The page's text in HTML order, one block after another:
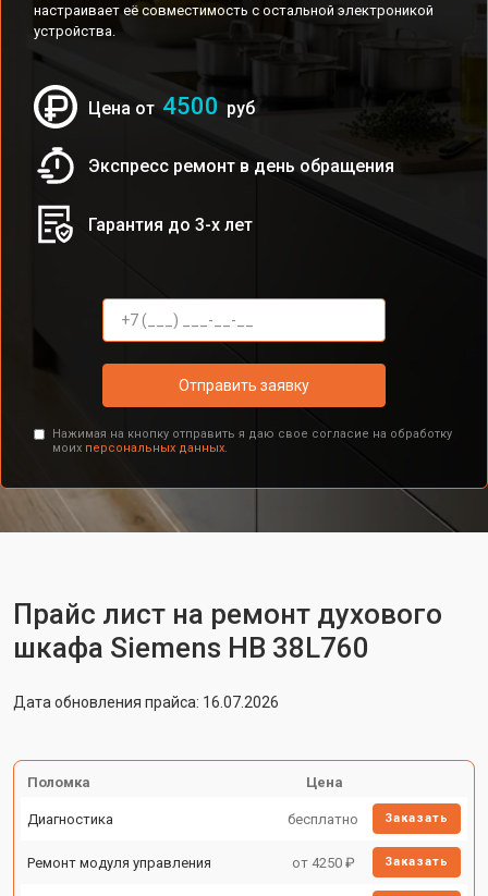
настраивает её совместимость с остальной электроникой
устройства.
Цена от 4500 руб
Экспресс ремонт в день обращения
Гарантия до 3-х лет
Отправить заявку
Нажимая на кнопку отправить я даю свое согласие на обработку
моих персональных данных.
Прайс лист на ремонт духового
шкафа Siemens HB 38L760
Дата обновления прайса: 16.07.2026
Поломка Цена
Диагностика бесплатно Заказать
Ремонт модуля управления от 4250 ₽ Заказать